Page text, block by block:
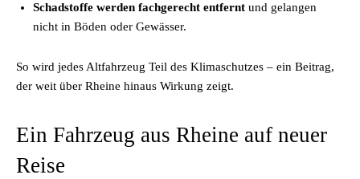
Schadstoffe werden fachgerecht entfernt und gelangen
nicht in Böden oder Gewässer.
So wird jedes Altfahrzeug Teil des Klimaschutzes – ein Beitrag,
der weit über Rheine hinaus Wirkung zeigt.
Ein Fahrzeug aus Rheine auf neuer
Reise